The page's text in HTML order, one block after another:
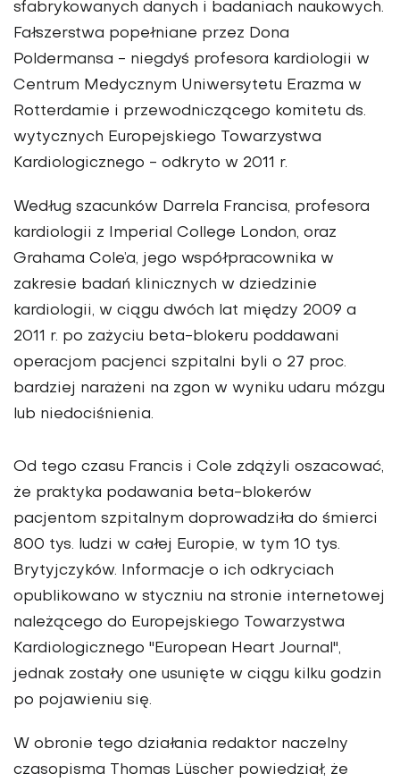
sfabrykowanych danych i badaniach naukowych.
Fałszerstwa popełniane przez Dona
Poldermansa - niegdyś profesora kardiologii w
Centrum Medycznym Uniwersytetu Erazma w
Rotterdamie i przewodniczącego komitetu ds.
wytycznych Europejskiego Towarzystwa
Kardiologicznego - odkryto w 2011 r.
Według szacunków Darrela Francisa, profesora
kardiologii z Imperial College London, oraz
Grahama Cole’a, jego współpracownika w
zakresie badań klinicznych w dziedzinie
kardiologii, w ciągu dwóch lat między 2009 a
2011 r. po zażyciu beta-blokeru poddawani
operacjom pacjenci szpitalni byli o 27 proc.
bardziej narażeni na zgon w wyniku udaru mózgu
lub niedociśnienia.
Od tego czasu Francis i Cole zdążyli oszacować,
że praktyka podawania beta-blokerów
pacjentom szpitalnym doprowadziła do śmierci
800 tys. ludzi w całej Europie, w tym 10 tys.
Brytyjczyków. Informacje o ich odkryciach
opublikowano w styczniu na stronie internetowej
należącego do Europejskiego Towarzystwa
Kardiologicznego "European Heart Journal",
jednak zostały one usunięte w ciągu kilku godzin
po pojawieniu się.
W obronie tego działania redaktor naczelny
czasopisma Thomas Lüscher powiedział, że